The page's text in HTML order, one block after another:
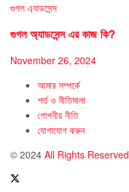
গুগল এ্যাডসেন্স
গুগল অ্যাডসেন্স এর কাজ কি?
November 26, 2024
আমার সম্পর্কে
শর্ত ও নীতিমালা
গোপনীয় নীতি
যোগাযোগ করুন
© 2024 All Rights Reserved